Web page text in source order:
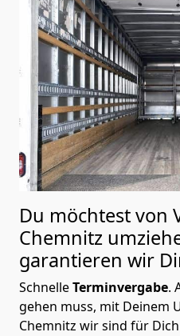
Du möchtest von
Chemnitz
garantieren wir
SchnelleTerminvergabe.
gehen muss, mit Deinem
Chemnitz wir sind für